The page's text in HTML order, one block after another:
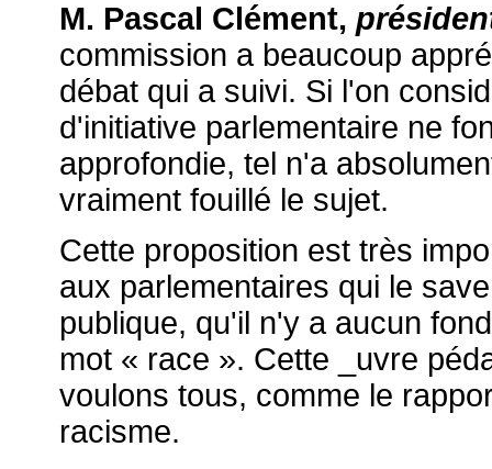
M. Pascal Clément,
commission a beaucoup
débat qui a suivi. Si l'on
d'initiative parlementaire ne
approfondie, tel n'a
vraiment fouillé le sujet.
Cette proposition est très
aux parlementaires qui le
publique, qu'il n'y a aucun
mot « race ». Cette _uvre
voulons tous, comme le
racisme.